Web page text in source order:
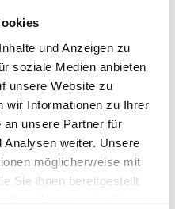
und Anzeigen zu
soziale Medien anbieten
unsere Website zu
wir Informationen zu Ihrer
an unsere Partner für
Analysen weiter. Unsere
möglicherweise mit
Sie ihnen bereitgestellt
Ihrer Nutzung der Dienste
Presse-
sich in der